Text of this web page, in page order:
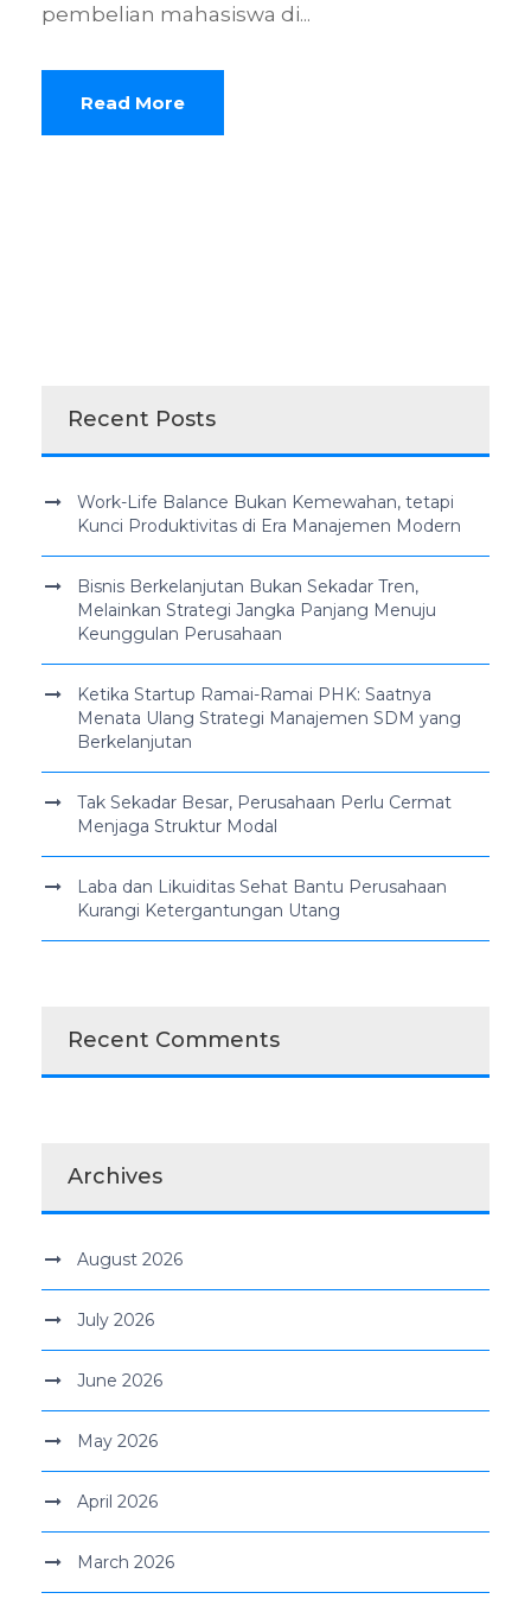
pembelian mahasiswa di...
Read More
Recent Posts
Work-Life Balance Bukan Kemewahan, tetapi
Kunci Produktivitas di Era Manajemen Modern
Bisnis Berkelanjutan Bukan Sekadar Tren,
Melainkan Strategi Jangka Panjang Menuju
Keunggulan Perusahaan
Ketika Startup Ramai-Ramai PHK: Saatnya
Menata Ulang Strategi Manajemen SDM yang
Berkelanjutan
Tak Sekadar Besar, Perusahaan Perlu Cermat
Menjaga Struktur Modal
Laba dan Likuiditas Sehat Bantu Perusahaan
Kurangi Ketergantungan Utang
Recent Comments
Archives
August 2026
July 2026
June 2026
May 2026
April 2026
March 2026